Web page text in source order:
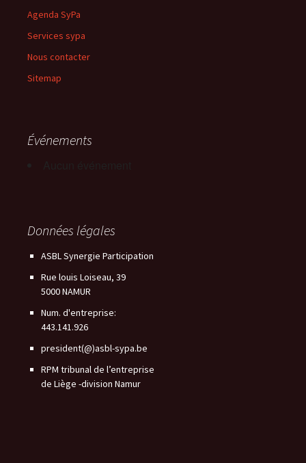
Agenda SyPa
Services sypa
Nous contacter
Sitemap
Événements
Données légales
ASBL Synergie Participation
Rue louis Loiseau, 39
5000 NAMUR
Num. d'entreprise:
443.141.926
president(@)asbl-sypa.be
RPM tribunal de l’entreprise
de Liège -division Namur